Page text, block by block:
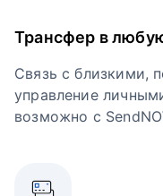
Трансфер в
Связь с близкими,
управление
возможно с